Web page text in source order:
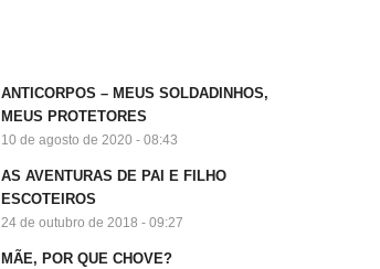
ANTICORPOS – MEUS SOLDADINHOS,
MEUS PROTETORES
10 de agosto de 2020 - 08:43
AS AVENTURAS DE PAI E FILHO
ESCOTEIROS
24 de outubro de 2018 - 09:27
MÃE, POR QUE CHOVE?